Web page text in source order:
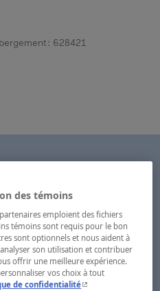
: 628421
des témoins
emploient des fichiers
témoins sont requis pour le bon
sont optionnels et nous aident à
son utilisation et contribuer
offrir une meilleure expérience.
vos choix à tout
de confidentialité- Cet hyperlien